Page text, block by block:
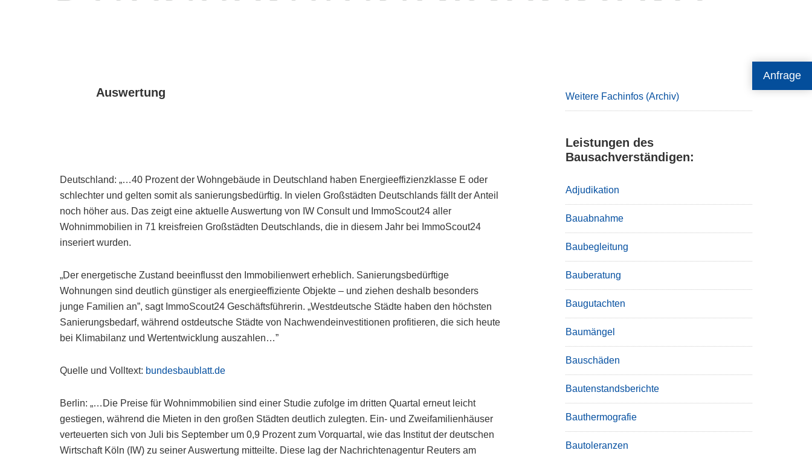
Anfrage
Auswertung
Deutschland: „…40 Prozent der Wohngebäude in Deutschland haben Energieeffizienzklasse E oder
schlechter und gelten somit als sanierungsbedürftig. In vielen Großstädten Deutschlands fällt der Anteil
noch höher aus. Das zeigt eine aktuelle Auswertung von IW Consult und ImmoScout24 aller
Wohnimmobilien in 71 kreisfreien Großstädten Deutschlands, die in diesem Jahr bei ImmoScout24
inseriert wurden.
„Der energetische Zustand beeinflusst den Immobilienwert erheblich. Sanierungsbedürftige
Wohnungen sind deutlich günstiger als energieeffiziente Objekte – und ziehen deshalb besonders
junge Familien an”, sagt ImmoScout24 Geschäftsführerin. „Westdeutsche Städte haben den höchsten
Sanierungsbedarf, während ostdeutsche Städte von Nachwendeinvestitionen profitieren, die sich heute
bei Klimabilanz und Wertentwicklung auszahlen…”
Quelle und Volltext: bundesbaublatt.de
Berlin: „…Die Preise für Wohnimmobilien sind einer Studie zufolge im dritten Quartal erneut leicht
gestiegen, während die Mieten in den großen Städten deutlich zulegten. Ein- und Zweifamilienhäuser
verteuerten sich von Juli bis September um 0,9 Prozent zum Vorquartal, wie das Institut der deutschen
Wirtschaft Köln (IW) zu seiner Auswertung mitteilte. Diese lag der Nachrichtenagentur Reuters am
Weitere Fachinfos (Archiv)
Leistungen des
Bausachverständigen:
Adjudikation
Bauabnahme
Baubegleitung
Bauberatung
Baugutachten
Baumängel
Bauschäden
Bautenstandsberichte
Bauthermografie
Bautoleranzen